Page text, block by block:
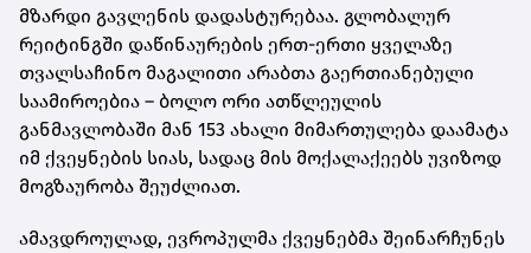
მზარდი გავლენის დადასტურებაა. გლობალურ
რეიტინგში დაწინაურების ერთ-ერთი ყველაზე
თვალსაჩინო მაგალითი არაბთა გაერთიანებული
საამიროებია – ბოლო ორი ათწლეულის
განმავლობაში მან 153 ახალი მიმართულება დაამატა
იმ ქვეყნების სიას, სადაც მის მოქალაქეებს უვიზოდ
მოგზაურობა შეუძლიათ.
ამავდროულად, ევროპულმა ქვეყნებმა შეინარჩუნეს